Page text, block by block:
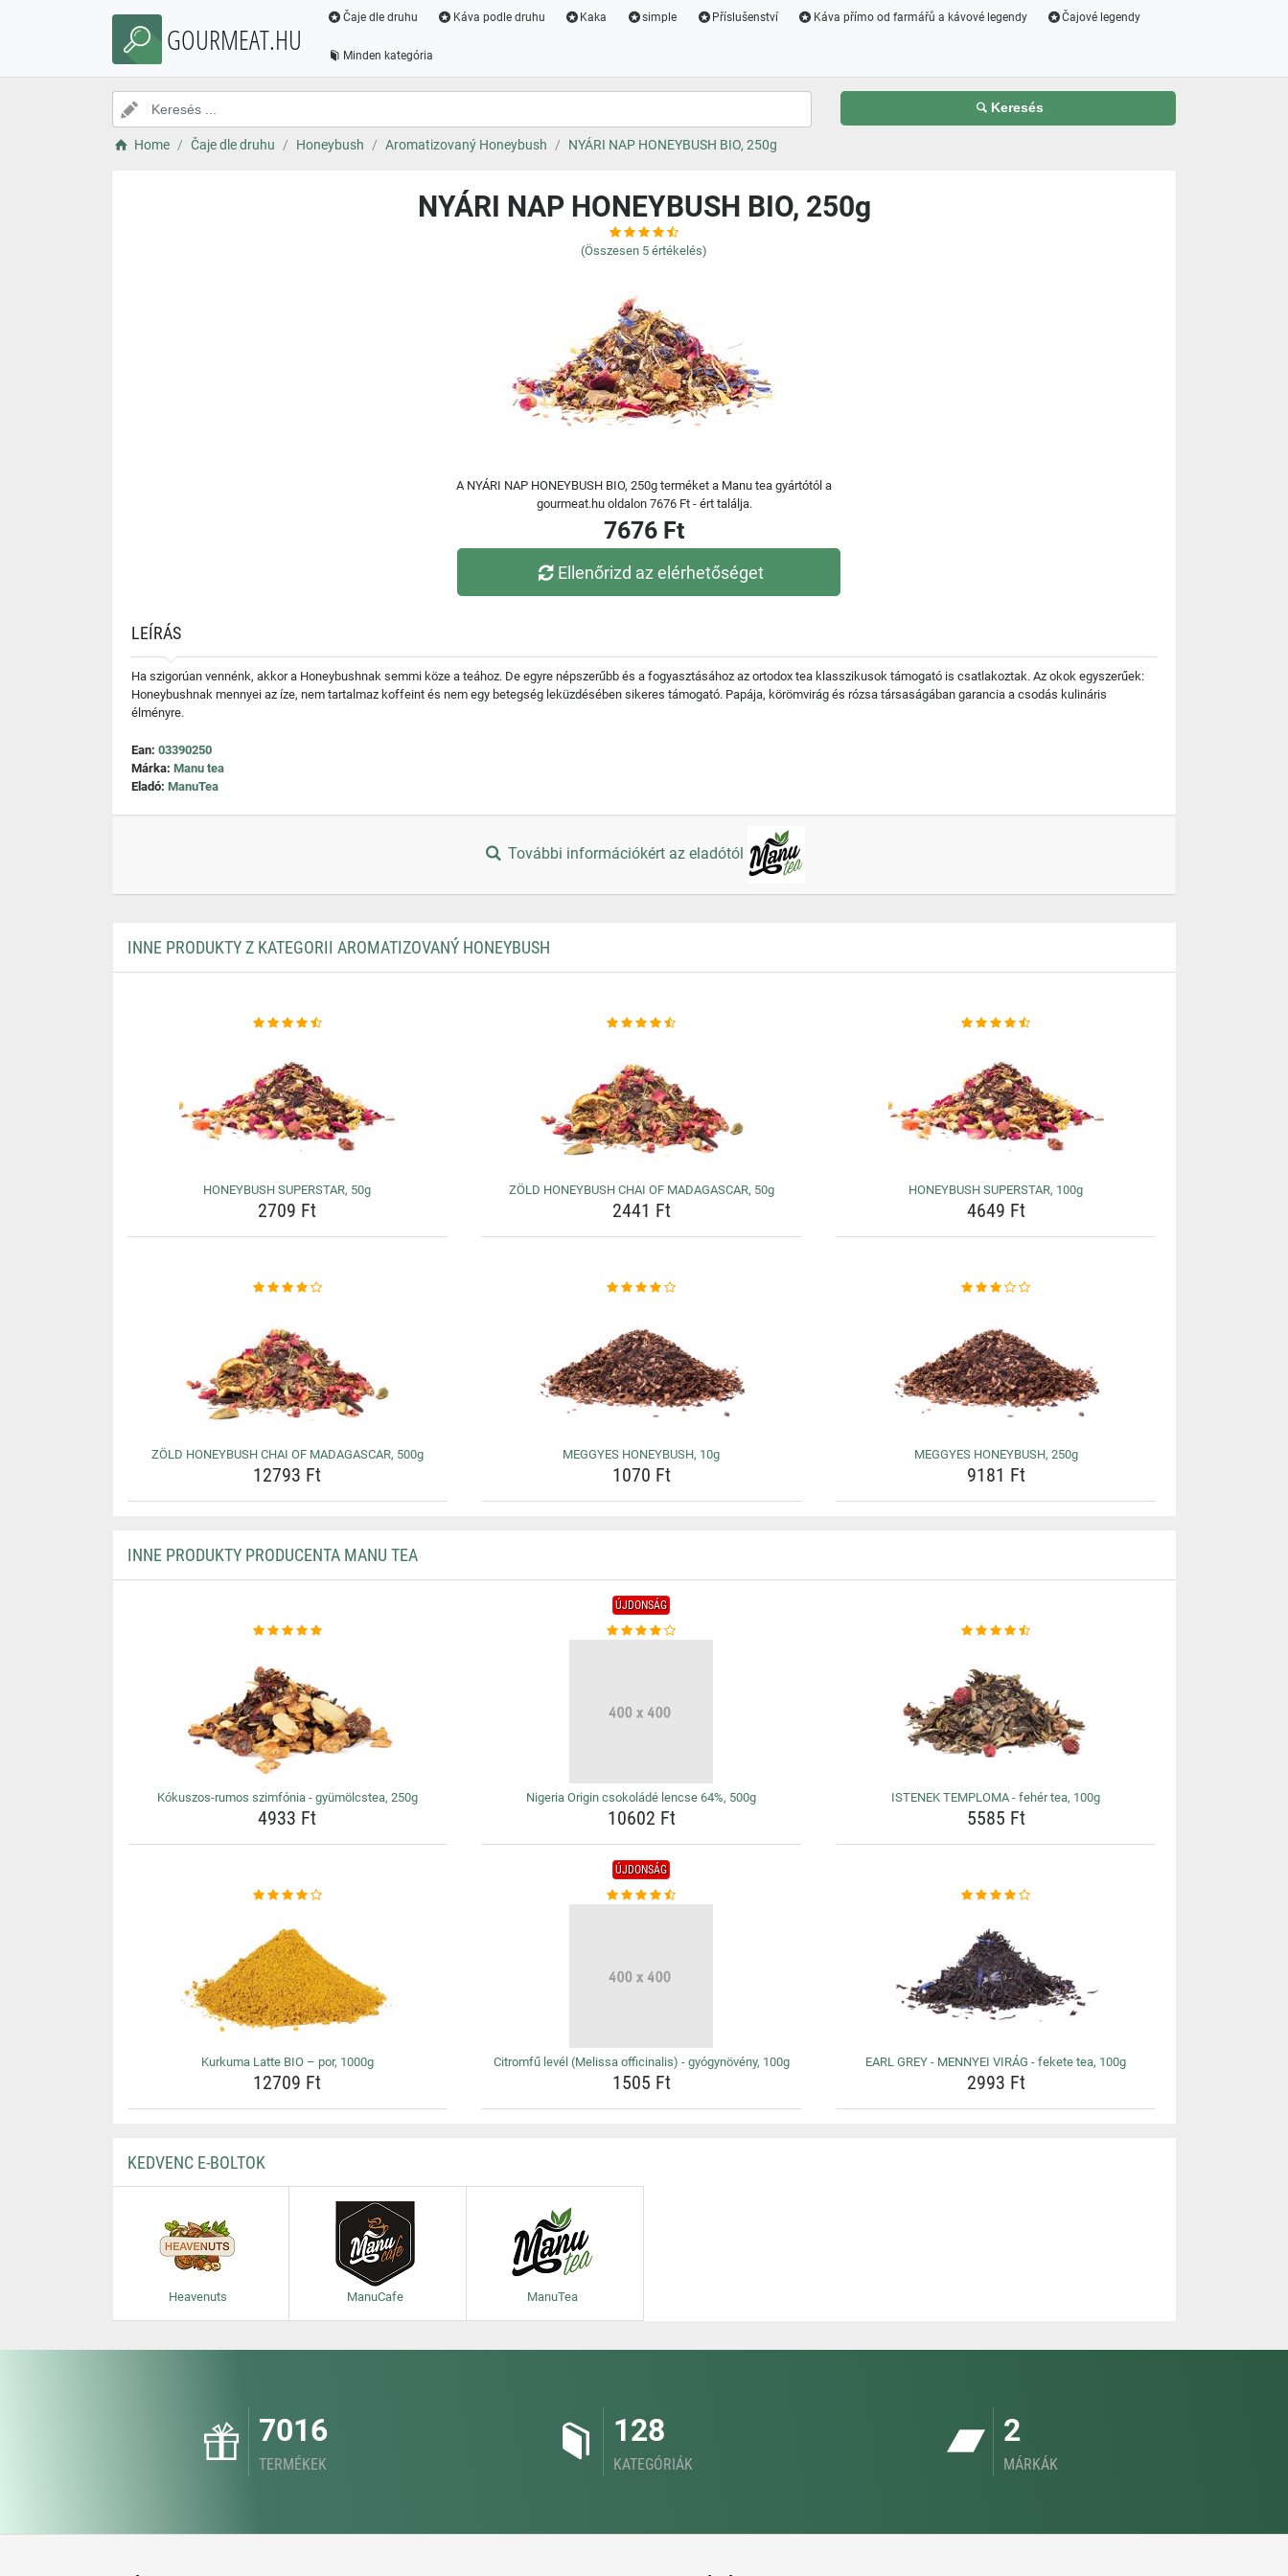
GOURMEAT.HU
Čaje dle druhu Káva podle druhu Kaka simple Příslušenství Káva přímo od farmářů a kávové legendy Čajové legendy
Minden kategória
Keresés
Home Čaje dle druhu Honeybush Aromatizovaný Honeybush NYÁRI NAP HONEYBUSH BIO, 250g
NYÁRI NAP HONEYBUSH BIO, 250g
(Összesen 5 értékelés)
A NYÁRI NAP HONEYBUSH BIO, 250g terméket a Manu tea gyártótól a
gourmeat.hu oldalon 7676 Ft - ért találja.
7676 Ft
Ellenőrizd az elérhetőséget
LEÍRÁS
Ha szigorúan vennénk, akkor a Honeybushnak semmi köze a teához. De egyre népszerűbb és a fogyasztásához az ortodox tea klasszikusok támogató is csatlakoztak. Az okok egyszerűek:
Honeybushnak mennyei az íze, nem tartalmaz koffeint és nem egy betegség leküzdésében sikeres támogató. Papája, körömvirág és rózsa társaságában garancia a csodás kulináris
élményre.
Ean: 03390250
Márka: Manu tea
Eladó: ManuTea
További információkért az eladótól
INNE PRODUKTY Z KATEGORII AROMATIZOVANÝ HONEYBUSH
HONEYBUSH SUPERSTAR, 50g
2709 Ft
ZÖLD HONEYBUSH CHAI OF MADAGASCAR, 50g
2441 Ft
HONEYBUSH SUPERSTAR, 100g
4649 Ft
ZÖLD HONEYBUSH CHAI OF MADAGASCAR, 500g
12793 Ft
MEGGYES HONEYBUSH, 10g
1070 Ft
MEGGYES HONEYBUSH, 250g
9181 Ft
INNE PRODUKTY PRODUCENTA MANU TEA
Kókuszos-rumos szimfónia - gyümölcstea, 250g
4933 Ft
ÚJDONSÁG
Nigeria Origin csokoládé lencse 64%, 500g
10602 Ft
ISTENEK TEMPLOMA - fehér tea, 100g
5585 Ft
Kurkuma Latte BIO – por, 1000g
12709 Ft
ÚJDONSÁG
Citromfű levél (Melissa officinalis) - gyógynövény, 100g
1505 Ft
EARL GREY - MENNYEI VIRÁG - fekete tea, 100g
2993 Ft
KEDVENC E-BOLTOK
Heavenuts ManuCafe ManuTea
7016
TERMÉKEK
128
KATEGÓRIÁK
2
MÁRKÁK